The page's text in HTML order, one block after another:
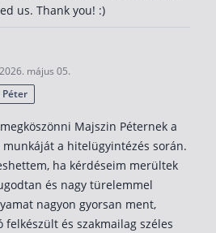
útmutató – Hogyan válassz?
Fogyasztóbarát Otthonbiztosítás
us. Thank you! :)
2026. május 05.
Péter
Majszin Péternek a
munkáját a hitelügyintézés során.
ha kérdéseim merültek
és nagy türelemmel
nagyon gyorsan ment,
felkészült és szakmailag széles